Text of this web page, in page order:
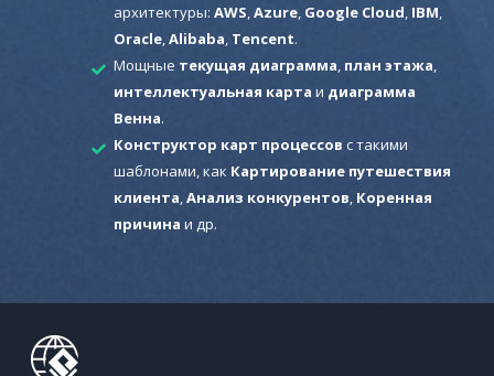
архитектуры: AWS Azure, Google Cloud IBM
Oracle, Alibaba Tencent.
Мощные текущая диаграмма план этажа
интеллектуальная карта и диаграмма
Венна.
Конструктор карт процессов с такими
шаблонами, как Картирование путешествия
клиента Анализ конкурентов Коренная
причина и др.